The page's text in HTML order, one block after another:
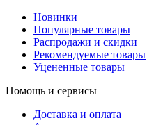
Новинки
Популярные товары
Распродажи и скидки
Рекомендуемые товары
Уцененные товары
Помощь и сервисы
Доставка и оплата